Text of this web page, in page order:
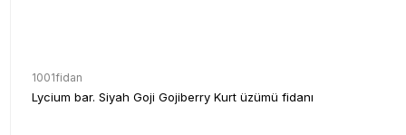
1001fidan
Lycium bar. Siyah Goji Gojiberry Kurt üzümü fidanı